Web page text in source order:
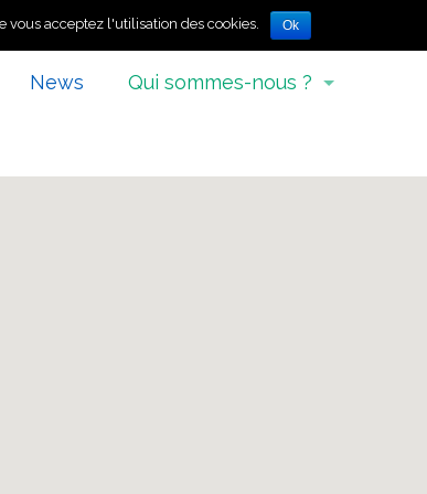
News Qui sommes-nous ?
vous acceptez l'utilisation des cookies. Ok